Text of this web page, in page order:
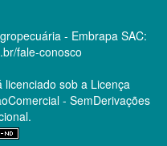
- Embrapa SAC:
fale-conosco
sob a Licença
- SemDerivações